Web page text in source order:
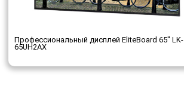
Профессиональный дисплей EliteBoard 65" LK-
65UH2AX